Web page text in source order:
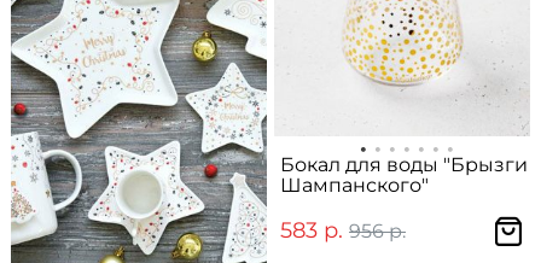
Бокал для воды "Брызги
Шампанского"
583 р. 956 р.